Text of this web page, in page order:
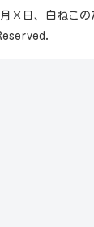
×日、白ねこ